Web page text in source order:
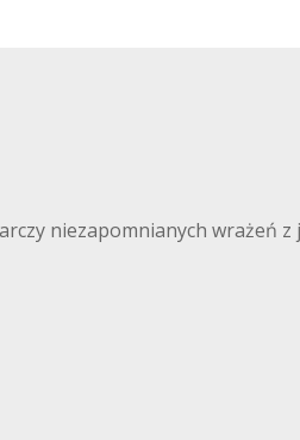
niezapomnianych wrażeń z